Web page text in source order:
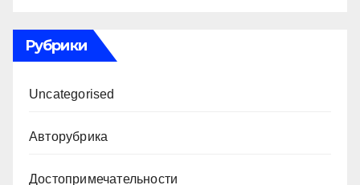
Рубрики
Uncategorised
Авторубрика
Достопримечательности